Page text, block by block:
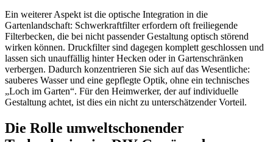
Ein weiterer Aspekt ist die optische Integration in die
Gartenlandschaft: Schwerkraftfilter erfordern oft freiliegende
Filterbecken, die bei nicht passender Gestaltung optisch störend
wirken können. Druckfilter sind dagegen komplett geschlossen und
lassen sich unauffällig hinter Hecken oder in Gartenschränken
verbergen. Dadurch konzentrieren Sie sich auf das Wesentliche:
sauberes Wasser und eine gepflegte Optik, ohne ein technisches
„Loch im Garten“. Für den Heimwerker, der auf individuelle
Gestaltung achtet, ist dies ein nicht zu unterschätzender Vorteil.
Die Rolle umweltschonender